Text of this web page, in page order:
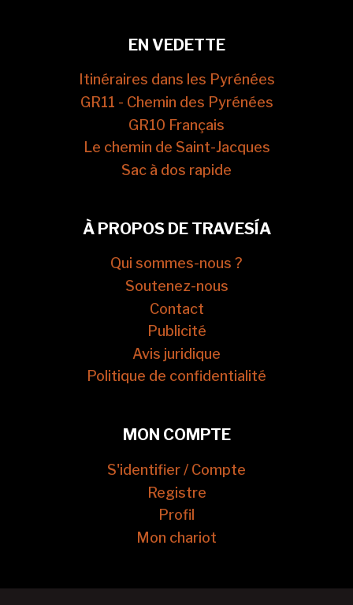
EN VEDETTE
Itinéraires dans les Pyrénées
GR11 - Chemin des Pyrénées
GR10 Français
Le chemin de Saint-Jacques
Sac à dos rapide
À PROPOS DE TRAVESÍA
Qui sommes-nous ?
Soutenez-nous
Contact
Publicité
Avis juridique
Politique de confidentialité
MON COMPTE
S'identifier / Compte
Registre
Profil
Mon chariot